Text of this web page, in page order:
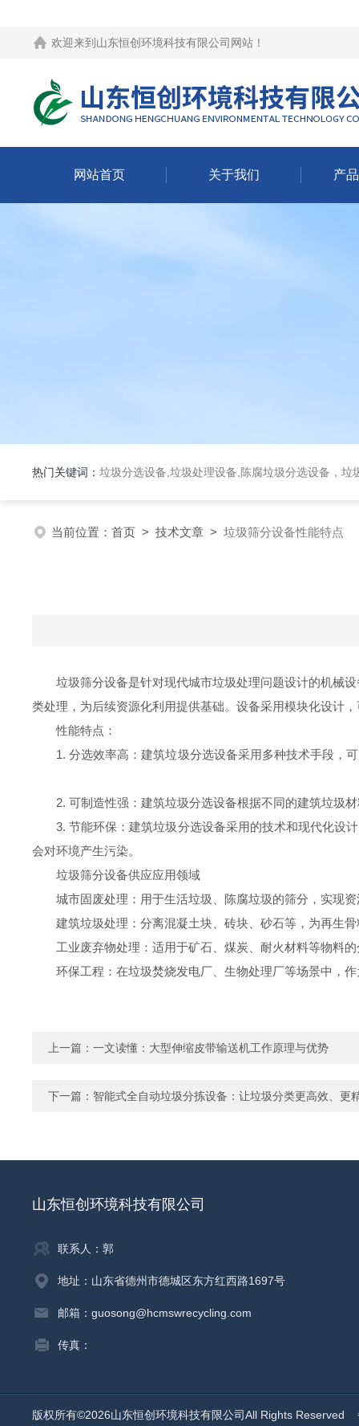
欢迎来到 山东恒创环境科技有限公司网站 ！
网站首页 关于我们 产
热门关键词： 垃圾分选设备,垃圾处理设备,陈腐垃圾分选设备，垃
当前位置： 首页 > 技术文章 > 垃圾筛分设备性能特点
垃圾筛分设备是针对现代城市垃圾处理问题设计的机械
类处理，为后续资源化利用提供基础。设备采用模块化设计
性能特点：
1. 分选效率高：建筑垃圾分选设备采用多种技术手
2. 可制造性强：建筑垃圾分选设备根据不同的建筑垃圾
3. 节能环保：建筑垃圾分选设备采用的技术和现代化设
会对环境产生污染。
垃圾筛分设备供应应用领域
城市固废处理：用于生活垃圾、陈腐垃圾的筛分，实现
建筑垃圾处理：分离混凝土块、砖块、砂石等，为再生
工业废弃物处理：适用于矿石、煤炭、耐火材料等物料
环保工程：在垃圾焚烧发电厂、生物处理厂等场景中，
上一篇： 一文读懂：大型伸缩皮带输送机工作原理与优势
下一篇： 智能式全自动垃圾分拣设备：让垃圾分类更高效、更
山东恒创环境科技有限公司
联系人：郭
地址：山东省德州市德城区东方红西路1697号
邮箱：guosong@hcmswrecycling.com
传真：
版权所有©2026山东恒创环境科技有限公司All Rights Reserved